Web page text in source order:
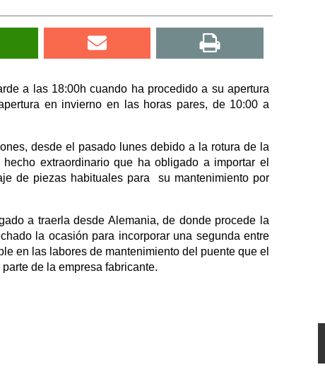
a las 18:00h cuando ha procedido a su apertura
en invierno en las horas pares, de 10:00 a
desde el pasado lunes debido a la rotura de la
extraordinario que ha obligado a importar el
de piezas habituales para su mantenimiento por
a traerla desde Alemania, de donde procede la
la ocasión para incorporar una segunda entre
en las labores de mantenimiento del puente que el
de la empresa fabricante.